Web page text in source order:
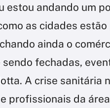
estou andando um
as cidades
ainda o
fechadas,
A crise sanitária
profissionais da